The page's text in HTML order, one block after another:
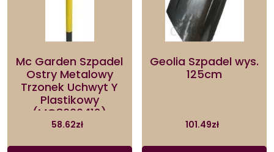
Mc Garden Szpadel
Ostry Metalowy
Trzonek Uchwyt Y
Plastikowy
(MG8000412)
58.62zł
Geolia Szpadel wys.
125cm
101.49zł